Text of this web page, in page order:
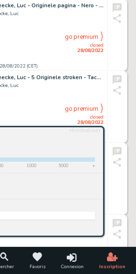
Favoris Connexion Inscription
réinitialiser
1000 5000 +
Cromheecke, Luc - Originele pagina - Nero - De Toet van Tut - (2020)
Luc
08/2022 (CET)
closed
28/08/2022
go premium
Cromheecke, Luc - 5 Originele stroken - Taco Zip
Luc
closed
28/08/2022
go premium
Alvin
Andrea - Original drawing - Diabolik
28/08/2022
go premium